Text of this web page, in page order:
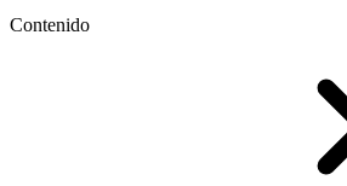
Contenido